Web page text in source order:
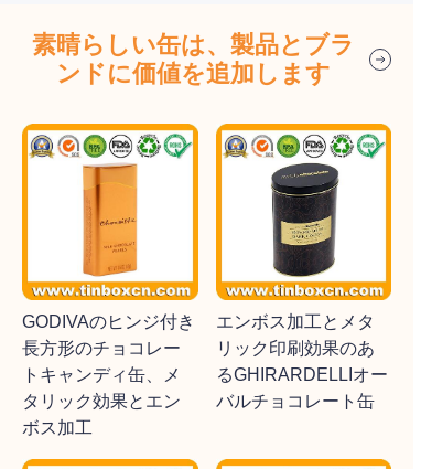
素晴らしい缶は、製品とブラ
ンドに価値を追加します
GODIVAのヒンジ付き
長方形のチョコレー
トキャンディ缶、メ
タリック効果とエン
ボス加工
エンボス加工とメタ
リック印刷効果のあ
るGHIRARDELLIオー
バルチョコレート缶